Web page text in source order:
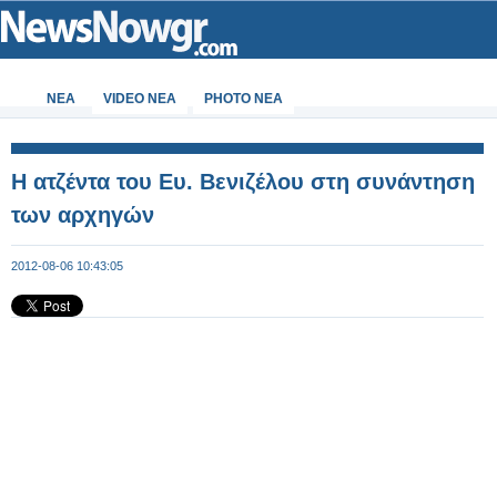
ΝΕΑ VIDEO NEA PHOTO NEA
Η ατζέντα του Ευ. Βενιζέλου στη συνάντηση
των αρχηγών
2012-08-06 10:43:05